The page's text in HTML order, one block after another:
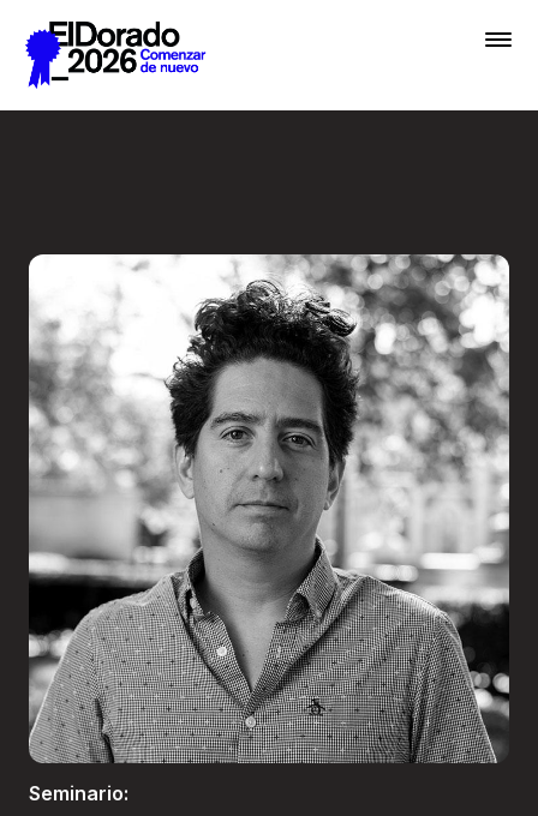
Saltar al contenido principal
Academias
Archivo
Inscribir
Boletería
Seminario: